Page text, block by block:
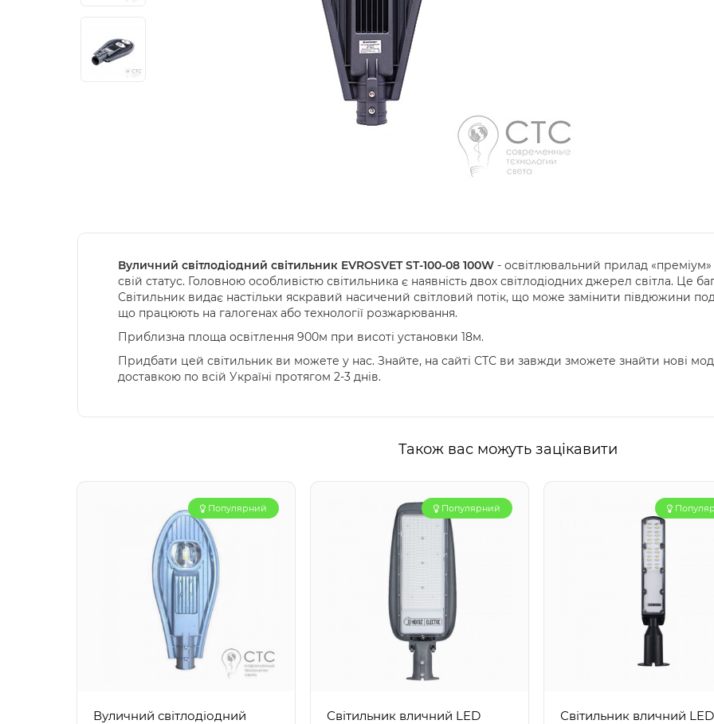
Вуличний світлодіодний світильник EVROSVET ST-100-08 100W - освітлювальний прилад
свій статус. Головною особливістю світильника є наявність двох світлодіодних джерел світла. Це
Світильник видає настільки яскравий насичений світловий потік, що може замінити півдюжини
що працюють на галогенах або технології розжарювання.
Приблизна площа освітлення 900м при висоті установки 18м.
Придбати цей світильник ви можете у нас. Знайте, на сайті СТС ви завжди зможете знайти нові
доставкою по всій Україні протягом 2-3 днів.
Також вас можуть зацікавити
Популярний
Вуличний світлодіодний
Популярний
Світильник вличний LED
Світильник вличний LED